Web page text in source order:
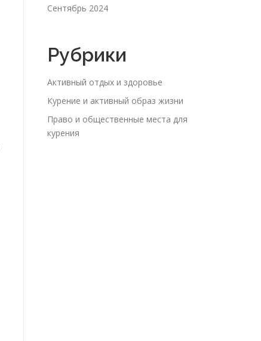
Сентябрь 2024
Рубрики
Активный отдых и здоровье
Курение и активный образ жизни
Право и общественные места для
курения